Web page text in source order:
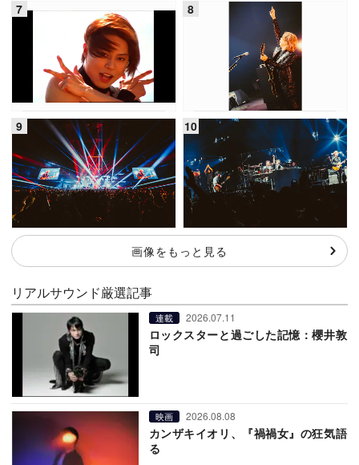
画像をもっと見る
リアルサウンド厳選記事
連載 2026.07.11
ロックスターと過ごした記憶：櫻井敦
司
映画 2026.08.08
カンザキイオリ、『禍禍女』の狂気語
る